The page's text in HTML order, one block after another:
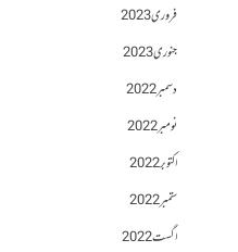
فروری 2023
جنوری 2023
دسمبر 2022
نومبر 2022
اکتوبر 2022
ستمبر 2022
اگست 2022